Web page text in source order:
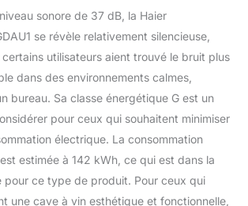
sonore de 37 dB, la Haier
se révèle relativement silencieuse,
utilisateurs aient trouvé le bruit plus
dans des environnements calmes,
bureau. Sa classe énergétique G est un
pour ceux qui souhaitent minimiser
électrique. La consommation
estimée à 142 kWh, ce qui est dans la
pour ce type de produit. Pour ceux qui
une cave à vin esthétique et fonctionnelle,